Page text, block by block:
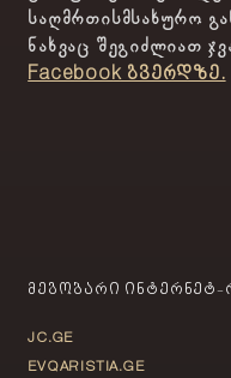
საღმრთისმსახურო
ნახვაც შეგიძლიათ
Facebook გვერდზე.
ᲛᲔᲒᲝᲑᲐᲠᲘ
JC.GE
EVQARISTIA.GE